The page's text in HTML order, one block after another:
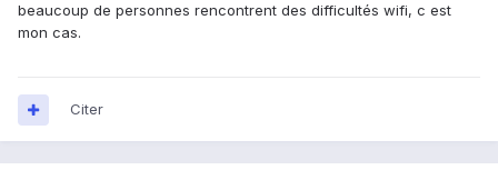
beaucoup de personnes rencontrent des difficultés wifi, c est
mon cas.
Citer